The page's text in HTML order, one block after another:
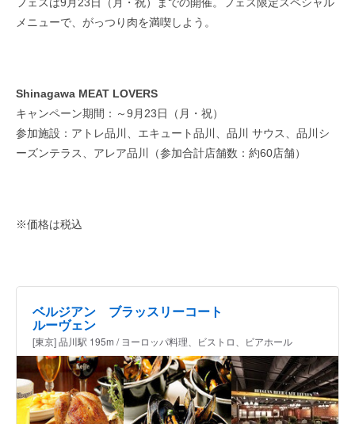
フェスは9月23日（月・祝）までの開催。フェス限定スペシャル
メニューで、がっつり肉を満喫しよう。
Shinagawa MEAT LOVERS
キャンペーン期間：～9月23日（月・祝）
参加施設：アトレ品川、エキュート品川、品川 サウス、品川シ
ーズンテラス、アレア品川（参加合計店舗数：約60店舗）
※価格は税込
ベルジアン ブラッスリーコート
ルーヴェン
[東京] 品川駅 195m / ヨーロッパ料理、ビストロ、ビアホール